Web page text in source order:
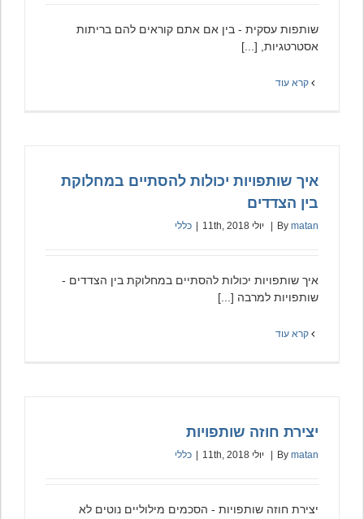
שותפות עסקית - בין אם אתם קוראים להם בריתות
אסטרטגיות, [...]
קרא עוד
איך שותפויות יכולות להסתיים במחלוקת
בין הצדדים
By matan יולי 11th, 2018 כללי
איך שותפויות יכולות להסתיים במחלוקת בין הצדדים -
שותפויות למרבה [...]
קרא עוד
יצירת חוזה שותפויות
By matan יולי 11th, 2018 כללי
יצירת חוזה שותפויות - הסכמים מילוליים נוטים לא